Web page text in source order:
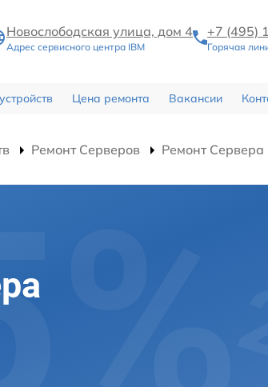
Новослободская улица, дом 4
Адрес сервисного центра IBM
+7 (495)
Горячая
Цена ремонта Вакансии
Ремонт Серверов Ремонт Сервера